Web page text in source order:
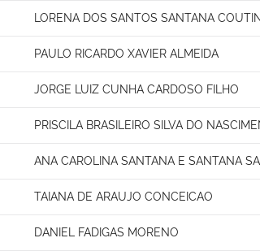
LORENA DOS SANTOS SANTANA
PAULO RICARDO XAVIER ALMEIDA
JORGE LUIZ CUNHA CARDOSO FILHO
PRISCILA BRASILEIRO SILVA DO
ANA CAROLINA SANTANA E SANTANA
TAIANA DE ARAUJO CONCEICAO
DANIEL FADIGAS MORENO